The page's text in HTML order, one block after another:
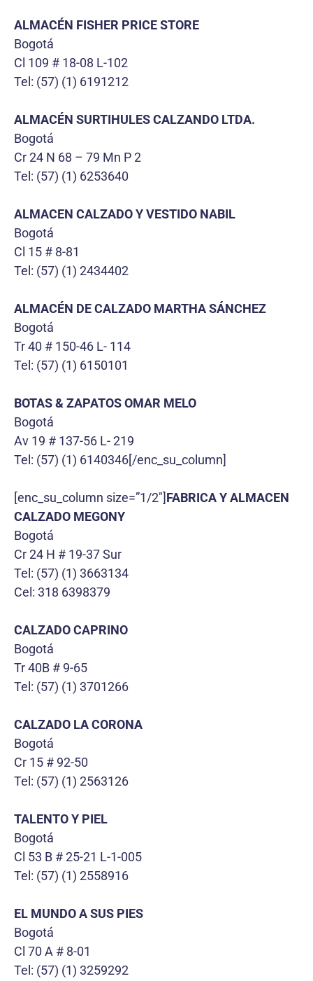
ALMACÉN FISHER PRICE STORE
Bogotá
Cl 109 # 18-08 L-102
Tel: (57) (1) 6191212
ALMACÉN SURTIHULES CALZANDO LTDA.
Bogotá
Cr 24 N 68 – 79 Mn P 2
Tel: (57) (1) 6253640
ALMACEN CALZADO Y VESTIDO NABIL
Bogotá
Cl 15 # 8-81
Tel: (57) (1) 2434402
ALMACÉN DE CALZADO MARTHA SÁNCHEZ
Bogotá
Tr 40 # 150-46 L- 114
Tel: (57) (1) 6150101
BOTAS & ZAPATOS OMAR MELO
Bogotá
Av 19 # 137-56 L- 219
Tel: (57) (1) 6140346[/enc_su_column]
[enc_su_column size=”1/2″]FABRICA Y ALMACEN
CALZADO MEGONY
Bogotá
Cr 24 H # 19-37 Sur
Tel: (57) (1) 3663134
Cel: 318 6398379
CALZADO CAPRINO
Bogotá
Tr 40B # 9-65
Tel: (57) (1) 3701266
CALZADO LA CORONA
Bogotá
Cr 15 # 92-50
Tel: (57) (1) 2563126
TALENTO Y PIEL
Bogotá
Cl 53 B # 25-21 L-1-005
Tel: (57) (1) 2558916
EL MUNDO A SUS PIES
Bogotá
Cl 70 A # 8-01
Tel: (57) (1) 3259292